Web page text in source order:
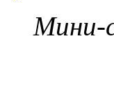
Мини-